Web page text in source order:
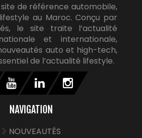
site de référence automobile,
au Maroc. Conçu par
le site traite l’actualité
et internationale,
auto et high-tech,
de l’actualité lifestyle.
NAVIGATION
NOUVEAUTÉS